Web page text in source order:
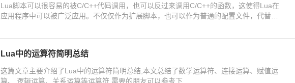
Lua脚本可以很容易的被C/C++代码调用，也可以反过来调用C/C++的函数，这使得Lua在
应用程序中可以被广泛应用。不仅仅作为扩展脚本，也可以作为普通的配置文件，代替
Lua中的运算符简明总结
这篇文章主要介绍了Lua中的运算符简明总结,本文总结了数学运算符、连接运算、赋值运
算、 逻辑运算、关系运算等运算符,需要的朋友可以参考下